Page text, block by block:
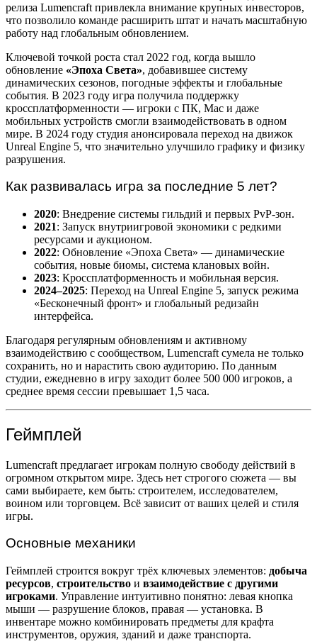
релиза Lumencraft привлекла внимание крупных инвесторов,
что позволило команде расширить штат и начать масштабную
работу над глобальным обновлением.
Ключевой точкой роста стал 2022 год, когда вышло
обновление «Эпоха Света», добавившее систему
динамических сезонов, погодные эффекты и глобальные
события. В 2023 году игра получила поддержку
кроссплатформенности — игроки с ПК, Mac и даже
мобильных устройств смогли взаимодействовать в одном
мире. В 2024 году студия анонсировала переход на движок
Unreal Engine 5, что значительно улучшило графику и физику
разрушения.
Как развивалась игра за последние 5 лет?
2020: Внедрение системы гильдий и первых PvP-зон.
2021: Запуск внутриигровой экономики с редкими
ресурсами и аукционом.
2022: Обновление «Эпоха Света» — динамические
события, новые биомы, система клановых войн.
2023: Кроссплатформенность и мобильная версия.
2024–2025: Переход на Unreal Engine 5, запуск режима
«Бесконечный фронт» и глобальный редизайн
интерфейса.
Благодаря регулярным обновлениям и активному
взаимодействию с сообществом, Lumencraft сумела не только
сохранить, но и нарастить свою аудиторию. По данным
студии, ежедневно в игру заходит более 500 000 игроков, а
среднее время сессии превышает 1,5 часа.
Геймплей
Lumencraft предлагает игрокам полную свободу действий в
огромном открытом мире. Здесь нет строгого сюжета — вы
сами выбираете, кем быть: строителем, исследователем,
воином или торговцем. Всё зависит от ваших целей и стиля
игры.
Основные механики
Геймплей строится вокруг трёх ключевых элементов: добыча
ресурсов, строительство и взаимодействие с другими
игроками. Управление интуитивно понятно: левая кнопка
мыши — разрушение блоков, правая — установка. В
инвентаре можно комбинировать предметы для крафта
инструментов, оружия, зданий и даже транспорта.